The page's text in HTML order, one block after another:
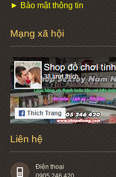
► Bảo mật thông tin
Mạng xã hội
Liên hệ
Điện thoại